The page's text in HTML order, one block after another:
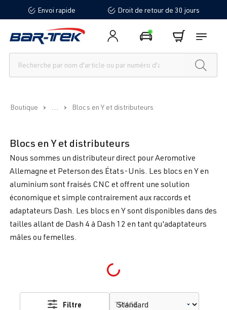
principalEnvoi rapide Droit de retour de 30 jours
Boutique ... Blocs en Y et distributeurs
Blocs en Y et distributeurs
Nous sommes un distributeur direct pour Aeromotive
Allemagne et Peterson des États-Unis. Les blocs en Y en
aluminium sont fraisés CNC et offrent une solution
économique et simple contrairement aux raccords et
adaptateurs Dash. Les blocs en Y sont disponibles dans des
tailles allant de Dash 4 à Dash 12 en tant qu'adaptateurs
mâles ou femelles.
Loading...
Filtre TRIAGE